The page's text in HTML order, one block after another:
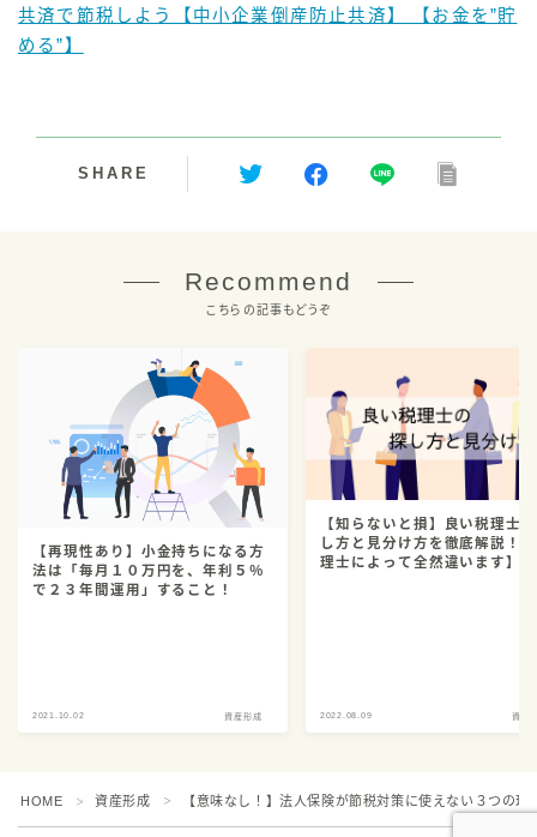
共済で節税しよう【中小企業倒産防止共済】 【お金を”貯
める”】
SHARE
Recommend
こちらの記事もどうぞ
【再現性あり】小金持ちになる方
法は「毎月１０万円を、年利５％
で２３年間運用」すること！
2021.10.02 資産形成
【知らないと損】良い税理士
し方と見分け方を徹底解説！
理士によって全然違います】
2022.08.09 資産
HOME ＞ 資産形成 ＞ 【意味なし！】法人保険が節税対策に使えない３つの